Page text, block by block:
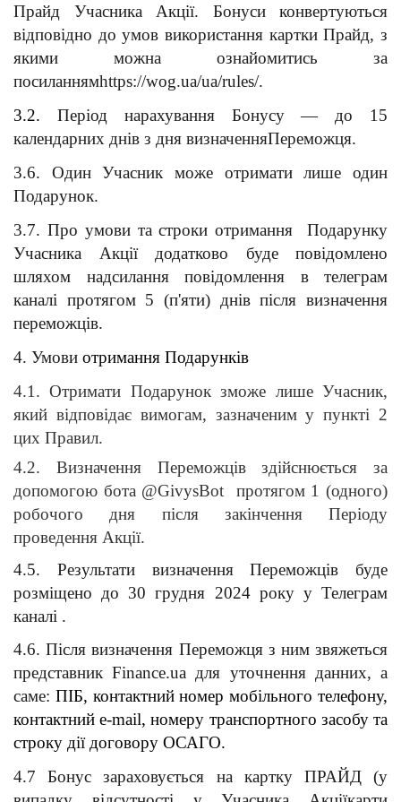
Прайд Учасника Акції. Бонуси конвертуються
відповідно до умов використання картки Прайд, з
якими можна ознайомитись за
посиланнямhttps://wog.ua/ua/rules/.
3.2. Період нарахування Бонусу — до 15
календарних днів з дня визначенняПереможця.
3.6. Один Учасник може отримати лише один
Подарунок.
3.7. Про умови та строки отримання  Подарунку
Учасника Акції додатково буде повідомлено
шляхом надсилання повідомлення в телеграм
каналі протягом 5 (п'яти) днів після визначення
переможців.
4. Умови отримання Подарунків
4.1. Отримати Подарунок зможе лише Учасник,
який відповідає вимогам, зазначеним у пункті 2
цих Правил.
4.2. Визначення Переможців здійснюється за
допомогою бота @GivysBot  протягом 1 (одного)
робочого дня після закінчення Періоду
проведення Акції.
4.5. Результати визначення Переможців буде
розміщено до 30 грудня 2024 року у Телеграм
каналі .
4.6. Після визначення Переможця з ним звяжеться
представник Finance.ua для уточнення данних, а
саме: ПІБ, контактний номер мобільного телефону,
контактний e-mail, номеру транспортного засобу та
строку дії договору ОСАГО.
4.7 Бонус зараховується на картку ПРАЙД (у